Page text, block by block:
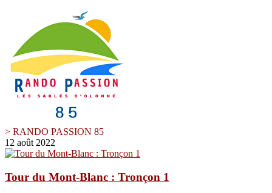
> RANDO PASSION 85
12 août 2022
Tour du Mont-Blanc : Tronçon 1